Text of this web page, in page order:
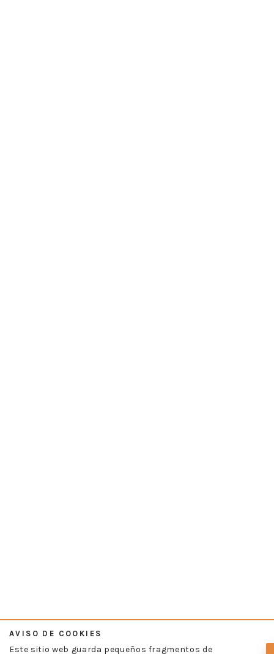
AVISO DE COOKIES
Este sitio web guarda pequeños fragmentos de